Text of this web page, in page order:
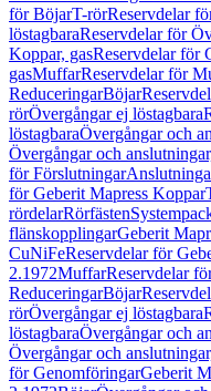
för BöjarT-rörReservdelar
löstagbaraReservdelar för
Koppar, gasReservdelar för
gasMuffarReservdelar för
ReduceringarBöjar
rörÖvergångar ej löstagbara
löstagbaraÖvergångar och
Övergångar och
för Förslutningar
för Geberit Mapress Koppar
rördelarRörfästen
flänskopplingarGeberit
CuNiFeReservdelar för
2.1972MuffarReservdelar
ReduceringarBöjar
rörÖvergångar ej löstagbara
löstagbaraÖvergångar och
Övergångar och
för GenomföringarGeberit